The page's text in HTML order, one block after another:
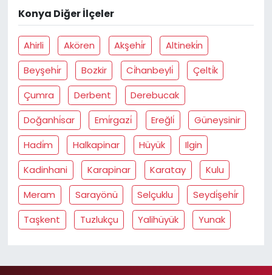
Konya Diğer İlçeler
Ahirli Akören Akşehi̇r
Altineki̇n
Beyşehi̇r
Bozkir Ci̇hanbeyli̇
Çelti̇k
Çumra
Derbent
Derebucak
Doğanhi̇sar
Emi̇rgazi̇ Ereğli̇
Güneysinir
Hadi̇m
Halkapinar Hüyük
Ilgin
Kadinhani
Karapinar Karatay
Kulu
Meram
Sarayönü Selçuklu
Seydi̇şehi̇r
Taşkent
Tuzlukçu Yalihüyük Yunak